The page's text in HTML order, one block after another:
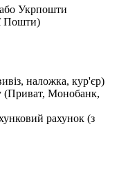
Укрпошти
Пошти)
наложка, кур'єр)
(Приват, Монобанк,
рахунок (з